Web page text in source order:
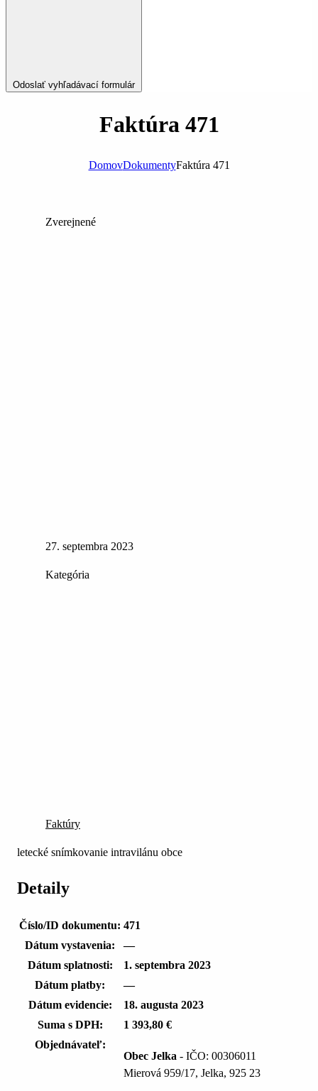
Odoslať vyhľadávací formulár
Faktúra 471
DomovDokumentyFaktúra 471
Zverejnené
27. septembra 2023
Kategória
Faktúry
letecké snímkovanie intravilánu obce
Detaily
Číslo/ID dokumentu: 471
Dátum vystavenia:
—
Dátum splatnosti:
1. septembra 2023
Dátum platby:
—
Dátum evidencie:
18. augusta 2023
Suma s DPH:
1 393,80 €
Objednávateľ:
Obec Jelka - IČO: 00306011
Mierová 959/17, Jelka, 925 23